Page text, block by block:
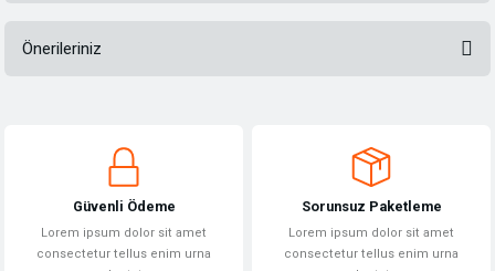
Önerileriniz
Görüş ve önerileriniz için teşekkür ederiz.
Ürün açıklamasında eksik bilgiler bulunuyor.
Güvenli Ödeme
Lorem ipsum dolor sit amet
consectetur tellus enim urna
Sorunsuz Paketleme
Lorem ipsum dolor sit amet
consectetur tellus enim urna